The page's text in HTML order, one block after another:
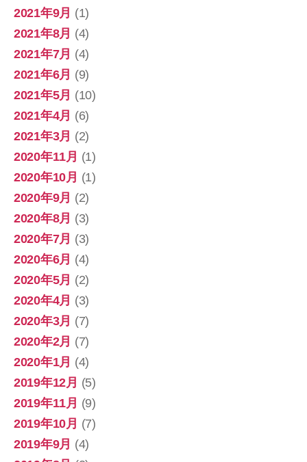
2021年9月 (1)
2021年8月 (4)
2021年7月 (4)
2021年6月 (9)
2021年5月 (10)
2021年4月 (6)
2021年3月 (2)
2020年11月 (1)
2020年10月 (1)
2020年9月 (2)
2020年8月 (3)
2020年7月 (3)
2020年6月 (4)
2020年5月 (2)
2020年4月 (3)
2020年3月 (7)
2020年2月 (7)
2020年1月 (4)
2019年12月 (5)
2019年11月 (9)
2019年10月 (7)
2019年9月 (4)